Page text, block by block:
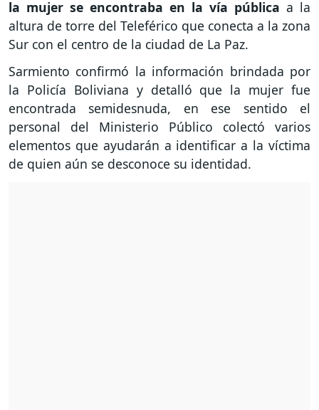
la mujer se encontraba en la vía pública a la
altura de torre del Teleférico que conecta a la zona
Sur con el centro de la ciudad de La Paz.
Sarmiento confirmó la información brindada por
la Policía Boliviana y detalló que la mujer fue
encontrada semidesnuda, en ese sentido el
personal del Ministerio Público colectó varios
elementos que ayudarán a identificar a la víctima
de quien aún se desconoce su identidad.